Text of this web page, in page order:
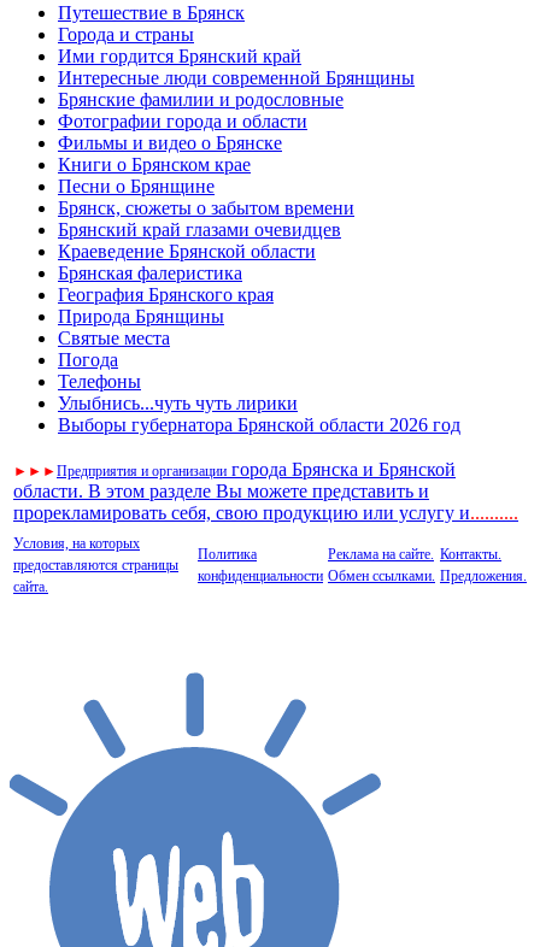
Путешествие в Брянск
Города и страны
Ими гордится Брянский край
Интересные люди современной Брянщины
Брянские фамилии и родословные
Фотографии города и области
Фильмы и видео о Брянске
Книги о Брянском крае
Песни о Брянщине
Брянск, сюжеты о забытом времени
Брянский край глазами очевидцев
Краеведение Брянской области
Брянская фалеристика
География Брянского края
Природа Брянщины
Святые места
Погода
Телефоны
Улыбнись...чуть чуть лирики
Выборы губернатора Брянской области 2026 год
► ► ►Предприятия и организации города Брянска и Брянской
области. В этом разделе Вы можете представить и
прорекламировать себя, свою продукцию или услугу и..........
Условия, на которых
предоставляются страницы
сайта.
Политика
конфиденциальности
Реклама на сайте.
Обмен ссылками.
Контакты.
Предложения.